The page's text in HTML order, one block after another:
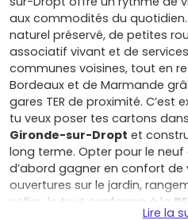
aux commodités du
naturel préservé, de petites
associatif vivant et de
communes voisines, tout en
Bordeaux et de Marmande
gares TER de proximité. C’est
tu veux poser tes cartons
Gironde-sur-Dropt et
long terme. Opter pour le neuf
d’abord gagner en confort de
ouvertures sur le jardin,
cellier, le tout conforme à la
Lire la